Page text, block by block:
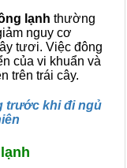
lạnh thường
nguy cơ
tươi. Việc đông
của vi khuẩn và
trên trái cây.
trước khi đi ngủ